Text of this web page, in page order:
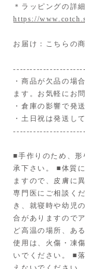
＊ラッピングの詳
https://
お届け：こちらの
・商品が欠品の場
ます。お気軽にお
・倉庫の影響で発
・土日祝は発送し
■手作りのため、形
承下さい。 ■体質
ますので、皮膚に
専門医にご相談く
き、就寝時や幼児
合がありますので
ど高温の場所、あ
使用は、火傷・凍
いでください。 ■